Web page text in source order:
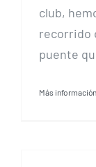
club,
recorrido
puente
Más información